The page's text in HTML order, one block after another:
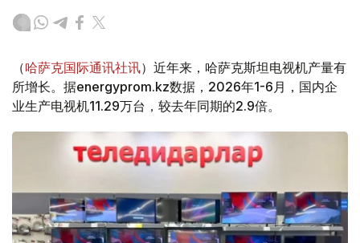
（哈萨克国际通讯社讯）近年来，哈萨克斯坦电视机产量有
所增长。据energyprom.kz数据，2026年1-6月，国内企
业生产电视机11.29万台，较去年同期的2.9倍。